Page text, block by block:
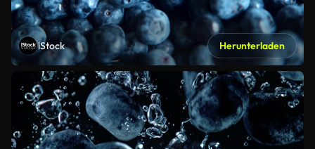
iStock Herunterladen